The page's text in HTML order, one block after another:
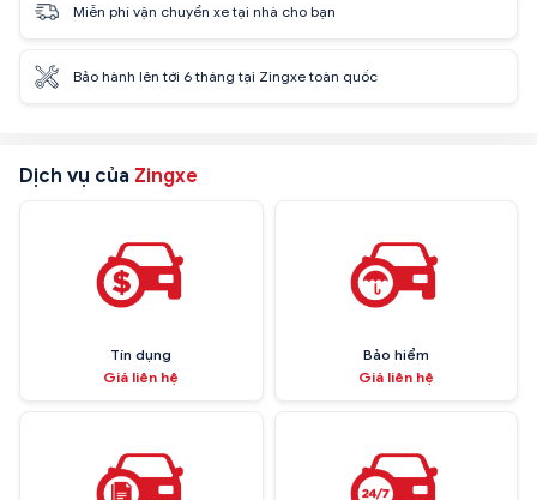
Miễn phí vận chuyển xe tại nhà cho bạn
Bảo hành lên tới 6 tháng tại Zingxe toàn quốc
Dịch vụ của Zingxe
Tín dụng
Giá liên hệ
Bảo hiểm
Giá liên hệ